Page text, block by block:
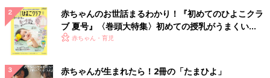
赤ちゃんのお世話まるわかり！『初めてのひよこクラ
ブ 夏号』〈巻頭大特集〉初めての授乳がうまくい
く！ おっぱい・ミルクの基本と夏のトラブル 解決テ
赤ちゃん・育児
赤ちゃんが生まれたら！2冊の「たまひよ」